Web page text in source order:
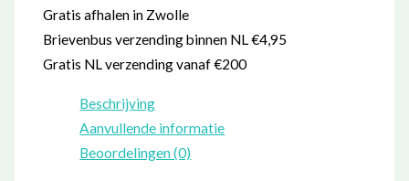
Gratis afhalen in Zwolle
Brievenbus verzending binnen NL €4,95
Gratis NL verzending vanaf €200
Beschrijving
Aanvullende informatie
Beoordelingen (0)